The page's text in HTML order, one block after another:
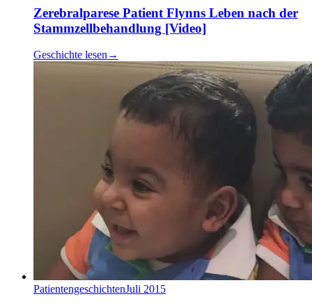
Zerebralparese Patient Flynns Leben nach der
Stammzellbehandlung [Video]
Geschichte lesen→
PatientengeschichtenJuli 2015